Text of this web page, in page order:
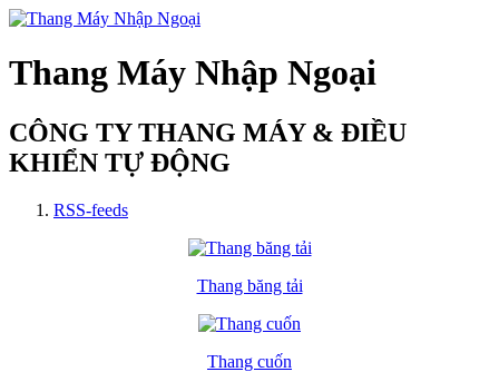
Thang Máy Nhập Ngoại
CÔNG TY THANG MÁY & ĐIỀU
KHIỂN TỰ ĐỘNG
RSS-feeds
Thang băng tải
Thang cuốn